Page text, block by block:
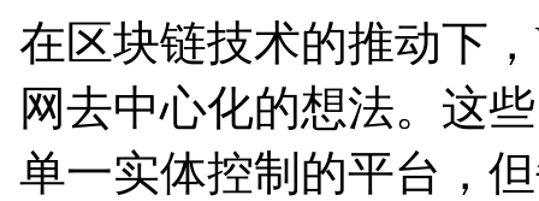
在区块链技术的推动下
网去中心化的想法。这
单一实体控制的平台，